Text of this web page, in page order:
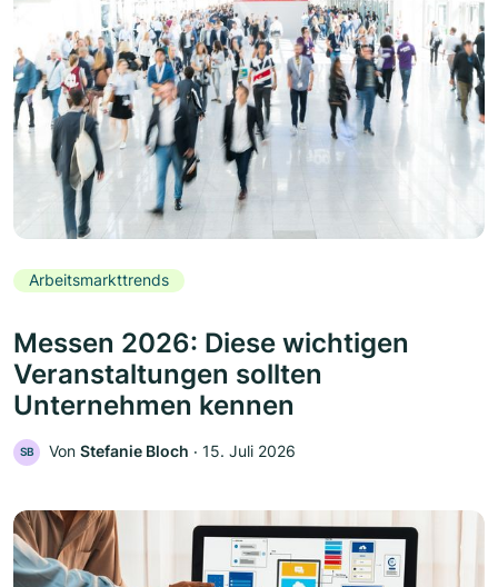
Arbeitsmarkttrends
Messen 2026: Diese wichtigen
Veranstaltungen sollten
Unternehmen kennen
SB Von Stefanie Bloch ‧ 15. Juli 2026